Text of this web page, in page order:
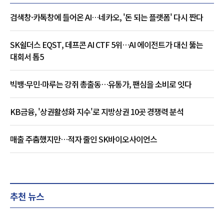
검색창·카톡창에 들어온 AI…네카오, '돈 되는 플랫폼' 다시 짠다
SK쉴더스 EQST, 데프콘 AI CTF 5위…AI 에이전트가 대신 뚫는
대회서 톱5
빅뱅·무민·마루는 강쥐 총출동…유통가, 팬심을 소비로 잇다
KB금융, '상권활성화 지수'로 지방상권 10곳 경쟁력 분석
매출 주춤했지만…적자 줄인 SK바이오사이언스
추천 뉴스